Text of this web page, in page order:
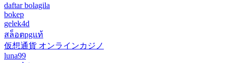
daftar bolagila
bokep
gelek4d
สล็อตpgแท้
仮想通貨 オンラインカジノ
luna99